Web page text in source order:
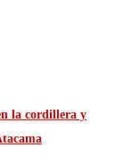
la cordillera y